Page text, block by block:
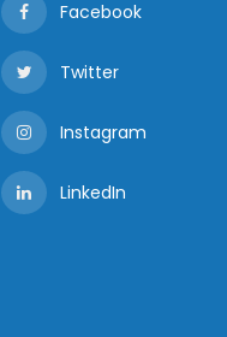
Facebook
Twitter
Instagram
LinkedIn